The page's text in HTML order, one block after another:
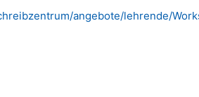
angebote/lehrende/